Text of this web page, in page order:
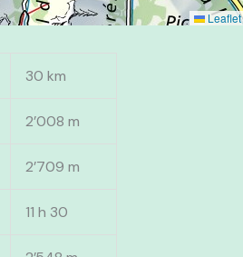
Leaflet
30 km
2’008 m
2’709 m
11 h 30